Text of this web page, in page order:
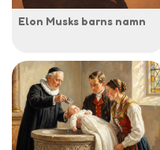
Elon Musks barns namn